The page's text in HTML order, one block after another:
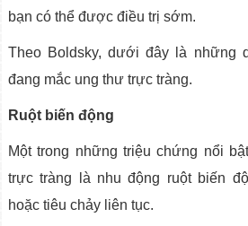
bạn có thể được điều trị sớm.
Theo Boldsky, dưới đây là những
đang mắc ung thư trực tràng.
Ruột biến động
Một trong những triệu chứng nổi
trực tràng là nhu động ruột biến
hoặc tiêu chảy liên tục.